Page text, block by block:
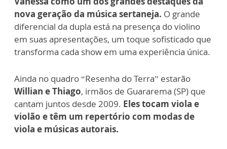
nova geração da música sertaneja. O grande
diferencial da dupla está na presença do violino
em suas apresentações, um toque sofisticado que
transforma cada show em uma experiência única.
Ainda no quadro “Resenha do Terra” estarão
Willian e Thiago, irmãos de Guararema (SP) que
cantam juntos desde 2009. Eles tocam viola e
violão e têm um repertório com modas de
viola e músicas autorais.